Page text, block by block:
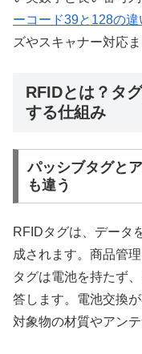
ーコード39と128の
ズやスキャナー対応
RFIDとは？タ
する仕組み
パッシブタグと
も違う
RFIDタグは、データ
成されます。商品管
タグは電池を持たず
答します。電池交換
対象物の材質やアン